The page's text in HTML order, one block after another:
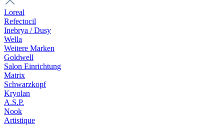
Loreal
Refectocil
Inebrya / Dusy
Wella
Weitere Marken
Goldwell
Salon Einrichtung
Matrix
Schwarzkopf
Kryolan
A.S.P.
Nook
Artistique